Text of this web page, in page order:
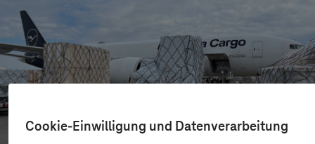
Cookie-Einwilligung und Datenverarbeitung
Luftfrachthandling mit KI